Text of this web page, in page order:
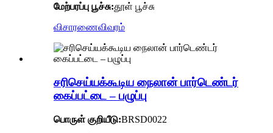
மேற்பரப்பு பூச்சு:தூள் பூச்சு
விசாரணைவிவரம்
சரிசெய்யக்கூடிய நைலான் பார்டெண்டர்
கைப்பட்டை – பழுப்பு
பொருள் குறியீடு:BRSD0022